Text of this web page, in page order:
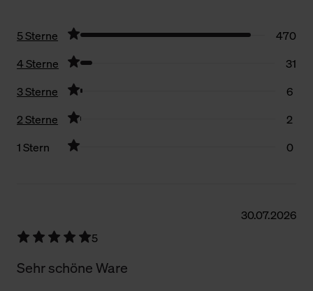
5 Sterne
470
4 Sterne
31
3 Sterne
6
2 Sterne
2
1 Stern
0
30.07.2026
5
Sehr schöne Ware